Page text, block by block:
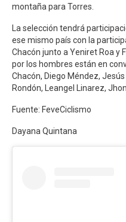
montaña para Torres.
La selección tendrá
ese mismo país con la
Chacón junto a Yeniret Roa y
por los hombres están en
Chacón, Diego Méndez,
Rondón, Leangel Linarez,
Fuente: FeveCiclismo
Dayana Quintana